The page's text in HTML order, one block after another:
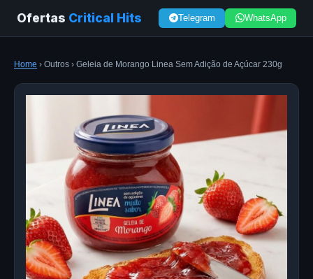
Ofertas Critical Hits Telegram WhatsApp
Home › Outros › Geleia de Morango Linea Sem Adição de Açúcar 230g